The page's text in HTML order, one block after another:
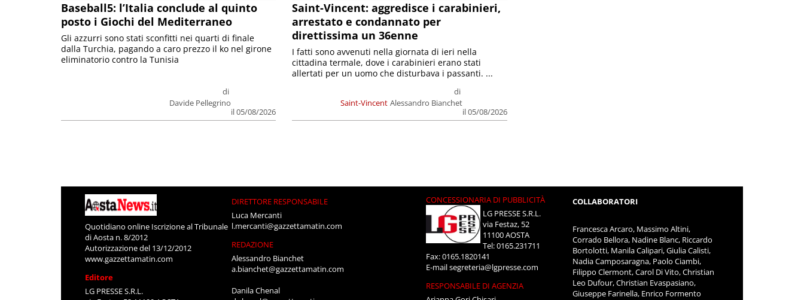
Baseball5: l’Italia conclude al quinto
posto i Giochi del Mediterraneo
di
Davide Pellegrino
il 05/08/2026
Gli azzurri sono stati sconfitti nei quarti di finale
dalla Turchia, pagando a caro prezzo il ko nel girone
eliminatorio contro la Tunisia
Saint-Vincent: aggredisce i carabinieri,
arrestato e condannato per
direttissima un 36enne
Saint-Vincent
di
Alessandro Bianchet
il 05/08/2026
I fatti sono avvenuti nella giornata di ieri nella
cittadina termale, dove i carabinieri erano stati
allertati per un uomo che disturbava i passanti. ...
Quotidiano online Iscrizione al Tribunale
di Aosta n. 8/2012
Autorizzazione del 13/12/2012
www.gazzettamatin.com
Editore
LG PRESSE S.R.L.
DIRETTORE RESPONSABILE
Luca Mercanti
l.mercanti@gazzettamatin.com
REDAZIONE
Alessandro Bianchet
a.bianchet@gazzettamatin.com
Danila Chenal
CONCESSIONARIA DI PUBBLICITÀ
LG PRESSE S.R.L.
via Festaz, 52
11100 AOSTA
Tel: 0165.231711
Fax: 0165.1820141
E-mailsegreteria@lgpresse.com
RESPONSABILE DI AGENZIA
COLLABORATORI
Francesca Arcaro, Massimo Altini,
Corrado Bellora, Nadine Blanc, Riccardo
Bortolotti, Manila Calipari, Giulia Calisti,
Nadia Camposaragna, Paolo Ciambi,
Filippo Clermont, Carol Di Vito, Christian
Leo Dufour, Christian Evaspasiano,
Giuseppe Farinella, Enrico Formento